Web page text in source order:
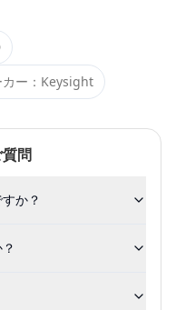
ー： Keysight
問
か？